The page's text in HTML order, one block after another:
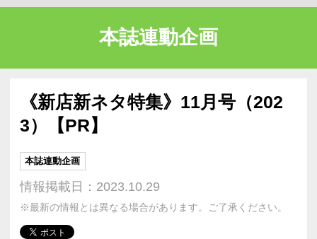
本誌連動企画
《新店新ネタ特集》11月号（202
3）【PR】
本誌連動企画
情報掲載日：2023.10.29
※最新の情報とは異なる場合があります。ご了承ください。